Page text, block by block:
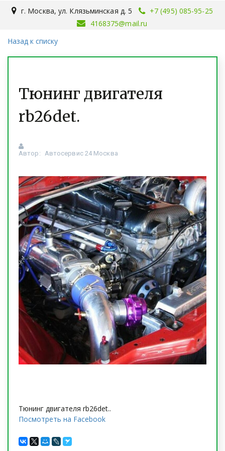
г. Москва,ул. Клязьминская д. 5
+7 (495) 085-95-25
4168375@mail.ru
Назад к списку
Тюнинг двигателя
rb26det.
Автор: Автосервис 24 Москва
Тюнинг двигателя rb26det..
Посмотреть на Facebook